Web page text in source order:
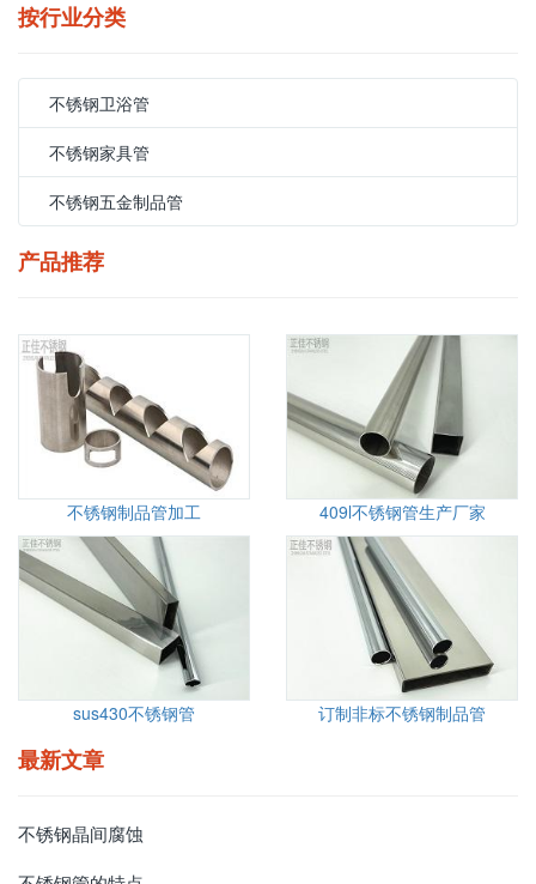
按行业分类
不锈钢卫浴管
不锈钢家具管
不锈钢五金制品管
产品推荐
不锈钢制品管加工 409l不锈钢管生产厂家
sus430不锈钢管 订制非标不锈钢制品管
最新文章
不锈钢晶间腐蚀